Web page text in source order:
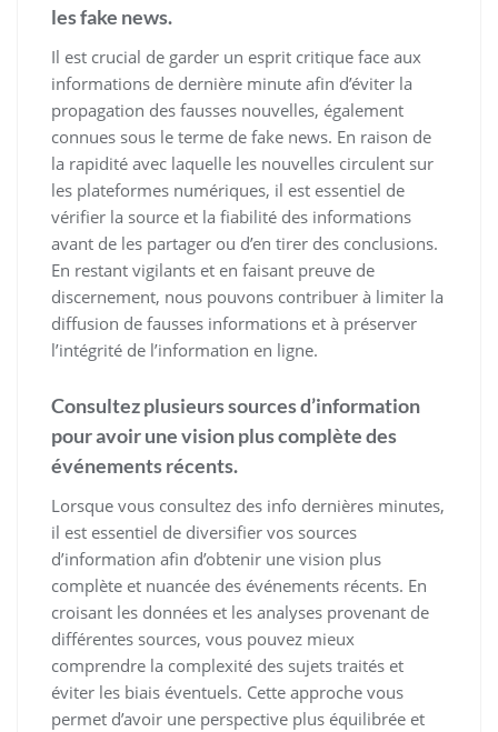
les fake news.
Il est crucial de garder un esprit critique face aux
informations de dernière minute afin d’éviter la
propagation des fausses nouvelles, également
connues sous le terme de fake news. En raison de
la rapidité avec laquelle les nouvelles circulent sur
les plateformes numériques, il est essentiel de
vérifier la source et la fiabilité des informations
avant de les partager ou d’en tirer des conclusions.
En restant vigilants et en faisant preuve de
discernement, nous pouvons contribuer à limiter la
diffusion de fausses informations et à préserver
l’intégrité de l’information en ligne.
Consultez plusieurs sources d’information
pour avoir une vision plus complète des
événements récents.
Lorsque vous consultez des info dernières minutes,
il est essentiel de diversifier vos sources
d’information afin d’obtenir une vision plus
complète et nuancée des événements récents. En
croisant les données et les analyses provenant de
différentes sources, vous pouvez mieux
comprendre la complexité des sujets traités et
éviter les biais éventuels. Cette approche vous
permet d’avoir une perspective plus équilibrée et